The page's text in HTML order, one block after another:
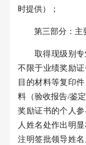
时提供）；
第三部分：主
取得现级别
不限于业绩奖励
目的材料等复印
料（验收报告/鉴
奖励证书的个人
人姓名处作出明
注明签批领导姓